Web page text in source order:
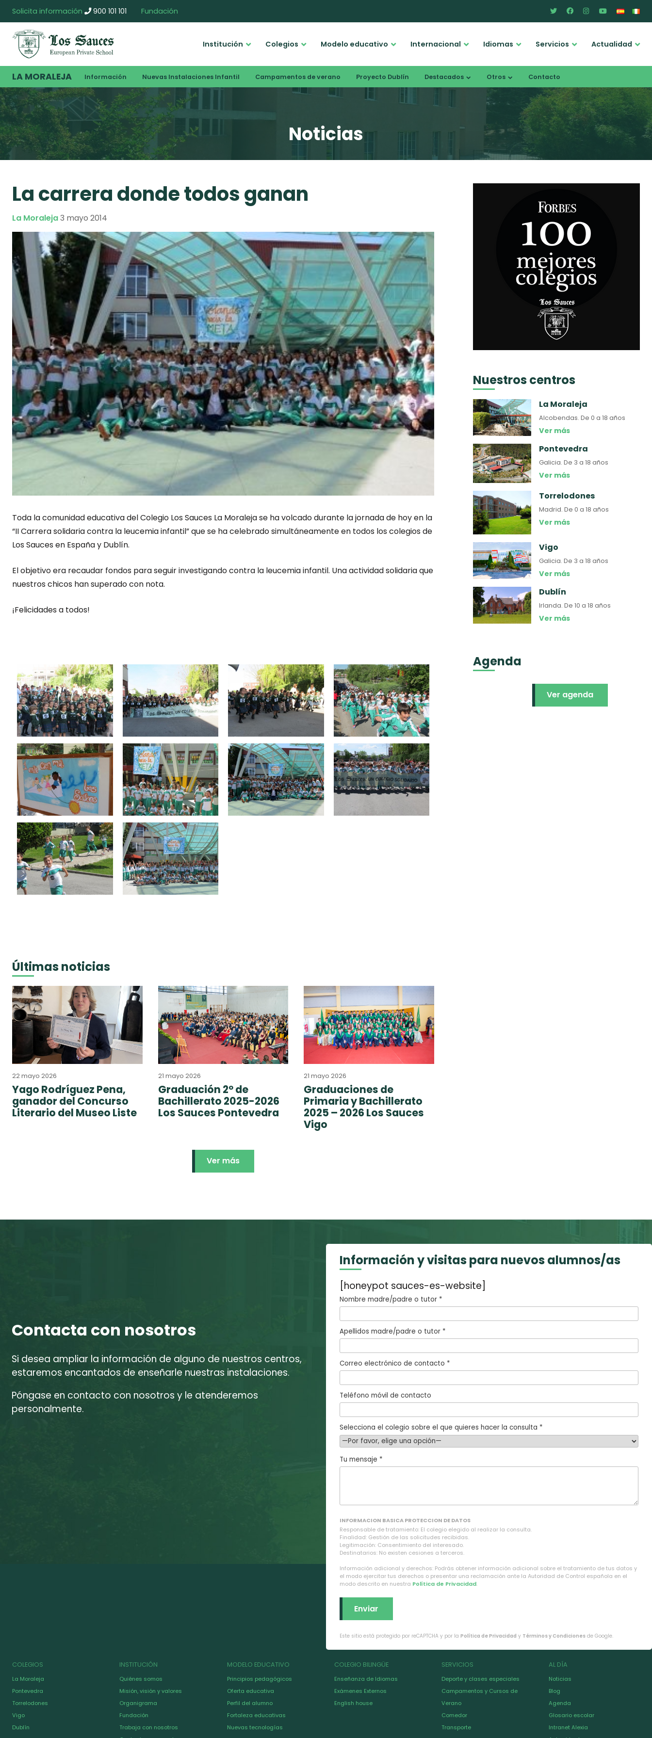
Solicita información 900 101 101 Fundación
Institución Colegios Modelo educativo Internacional Idiomas Servicios Actualidad
LA MORALEJA Información Nuevas Instalaciones Infantil Campamentos de verano Proyecto Dublín Destacados Otros Contacto
Noticias
La carrera donde todos ganan
La Moraleja3 mayo 2014
Toda la comunidad educativa del Colegio Los Sauces La Moraleja se ha volcado durante la jornada de hoy en la
“II Carrera solidaria contra la leucemia infantil” que se ha celebrado simultáneamente en todos los colegios de
Los Sauces en España y Dublín.
El objetivo era recaudar fondos para seguir investigando contra la leucemia infantil. Una actividad solidaria que
nuestros chicos han superado con nota.
¡Felicidades a todos!
Últimas noticias
22 mayo 2026
Yago Rodríguez Pena,
ganador del Concurso
Literario del Museo Liste
21 mayo 2026
Graduación 2º de
Bachillerato 2025-2026
Los Sauces Pontevedra
21 mayo 2026
Graduaciones de
Primaria y Bachillerato
2025 – 2026 Los Sauces
Vigo
Ver más
Nuestros centros
La Moraleja
Alcobendas.De 0 a 18 años
Ver más
Pontevedra
Galicia.De 3 a 18 años
Ver más
Torrelodones
Madrid.De 0 a 18 años
Ver más
Vigo
Galicia.De 3 a 18 años
Ver más
Dublín
Irlanda.De 10 a 18 años
Ver más
Agenda
Ver agenda
Contacta con nosotros
Si desea ampliar la información de alguno de nuestros centros,
estaremos encantados de enseñarle nuestras instalaciones.
Póngase en contacto con nosotros y le atenderemos
personalmente.
Información y visitas para nuevos alumnos/as
[honeypot sauces-es-website]
Nombre madre/padre o tutor *
Apellidos madre/padre o tutor *
Correo electrónico de contacto *
Teléfono móvil de contacto
Selecciona el colegio sobre el que quieres hacer la consulta *
Tu mensaje *
INFORMACION BASICA PROTECCION DE DATOS
Responsable de tratamiento: El colegio elegido al realizar la consulta.
Finalidad: Gestión de las solicitudes recibidas.
Legitimación: Consentimiento del interesado.
Destinatarios: No existen cesiones a terceros.
Información adicional y derechos: Podrás obtener información adicional sobre el tratamiento de tus datos y
el modo ejercitar tus derechos o presentar una reclamación ante la Autoridad de Control española en el
modo descrito en nuestra Política de Privacidad.
Este sitio está protegido por reCAPTCHA y por la Política de Privacidad y Términos y Condiciones de Google.
COLEGIOS
La Moraleja
Pontevedra
Torrelodones
Vigo
Dublín
INSTITUCIÓN
Quiénes somos
Misión, visión y valores
Organigrama
Fundación
Trabaja con nosotros
MODELO EDUCATIVO
Principios pedagógicos
Oferta educativa
Perfil del alumno
Fortaleza educativas
Nuevas tecnologías
COLEGIO BILINGÜE
Enseñanza de Idiomas
Exámenes Externos
English house
SERVICIOS
Deporte y clases especiales
Campamentos y Cursos de
Verano
Comedor
Transporte
AL DÍA
Noticias
Blog
Agenda
Glosario escolar
Intranet Alexia